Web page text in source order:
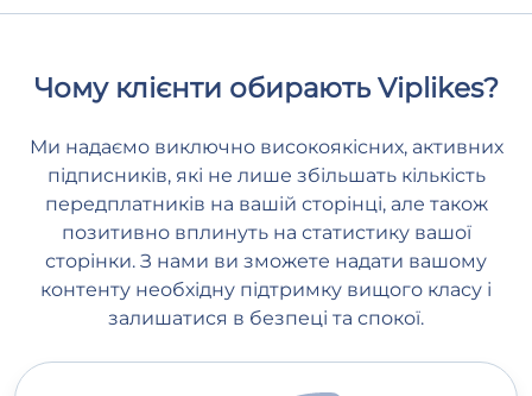
Чому клієнти обирають Viplikes?
Ми надаємо виключно високоякісних, активних
підписників, які не лише збільшать кількість
передплатників на вашій сторінці, але також
позитивно вплинуть на статистику вашої
сторінки. З нами ви зможете надати вашому
контенту необхідну підтримку вищого класу і
залишатися в безпеці та спокої.